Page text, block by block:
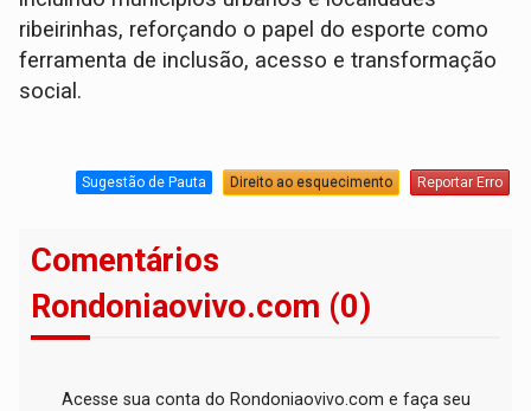
ribeirinhas, reforçando o papel do esporte como
ferramenta de inclusão, acesso e transformação
social.
Sugestão de Pauta Direito ao esquecimento Reportar Erro
Comentários
Rondoniaovivo.com (0)
Acesse sua conta do Rondoniaovivo.com e faça seu